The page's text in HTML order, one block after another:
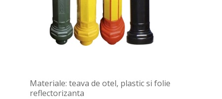
Materiale: teava de otel, plastic si folie
reflectorizanta